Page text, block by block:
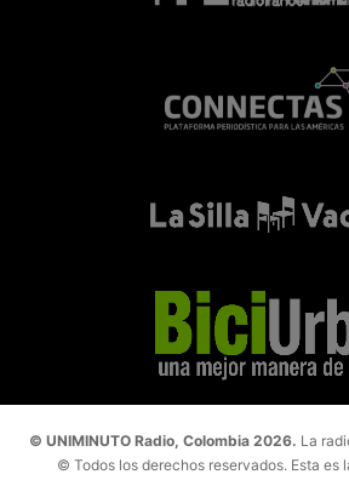
© UNIMINUTO Radio, Colombia 2026. La
© Todos los derechos reservados. Esta es